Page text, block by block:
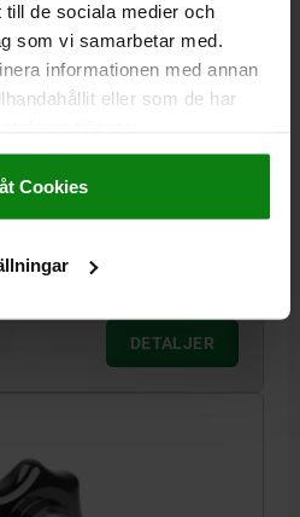
till de sociala medier och
som vi samarbetar med.
informationen med annan
eller som de har
AGB
Cookies
BUSSNING D=M12,
SVART,
01-26312
DETALJER